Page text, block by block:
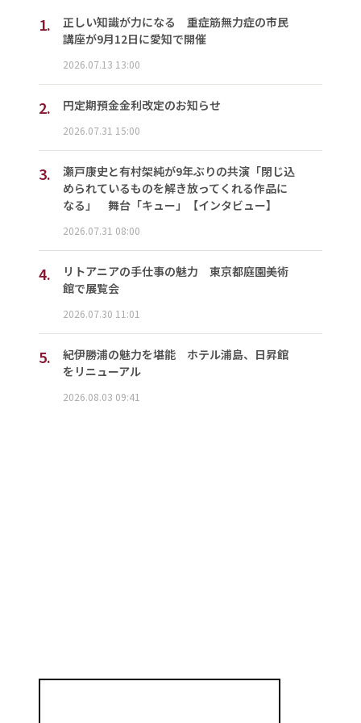
1.
正しい知識が力になる 重症筋無力症の市民
講座が9月12日に愛知で開催
2026.07.13 13:00
2. 円定期預金金利改定のお知らせ
2026.07.31 15:00
3.
瀬戸康史と有村架純が9年ぶりの共演「閉じ込
められているものを解き放ってくれる作品に
なる」 舞台「キュー」【インタビュー】
2026.07.31 08:00
4.
リトアニアの手仕事の魅力 東京都庭園美術
館で展覧会
2026.07.30 11:01
5.
紀伊勝浦の魅力を堪能 ホテル浦島、日昇館
をリニューアル
2026.08.03 09:41